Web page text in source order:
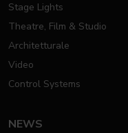
Stage Lights
Theatre, Film & Studio
Architetturale
Video
Control Systems
NEWS